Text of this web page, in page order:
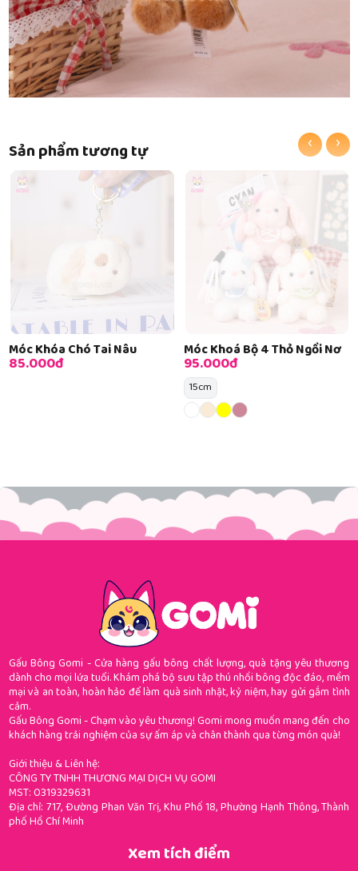
Sản phẩm tương tự
Móc Khóa Chó Tai Nâu
85.000đ
Móc Khoá Bộ 4 Thỏ Ngồi Nơ
95.000đ
15cm
‹ ›
Gấu Bông Gomi - Cửa hàng gấu bông chất lượng, quà tặng yêu thương
dành cho mọi lứa tuổi. Khám phá bộ sưu tập thú nhồi bông độc đáo, mềm
mại và an toàn, hoàn hảo để làm quà sinh nhật, kỷ niệm, hay gửi gắm tình
cảm.
Gấu Bông Gomi - Chạm vào yêu thương! Gomi mong muốn mang đến cho
khách hàng trải nghiệm của sự ấm áp và chân thành qua từng món quà!
Giới thiệu & Liên hệ:
CÔNG TY TNHH THƯƠNG MẠI DỊCH VỤ GOMI
MST: 0319329631
Địa chỉ: 717, Đường Phan Văn Trị, Khu Phố 18, Phường Hạnh Thông, Thành
phố Hồ Chí Minh
Xem tích điểm